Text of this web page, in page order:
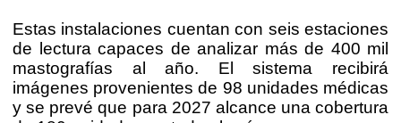
Estas instalaciones cuentan con seis estaciones
de lectura capaces de analizar más de 400 mil
mastografías al año. El sistema recibirá
imágenes provenientes de 98 unidades médicas
y se prevé que para 2027 alcance una cobertura